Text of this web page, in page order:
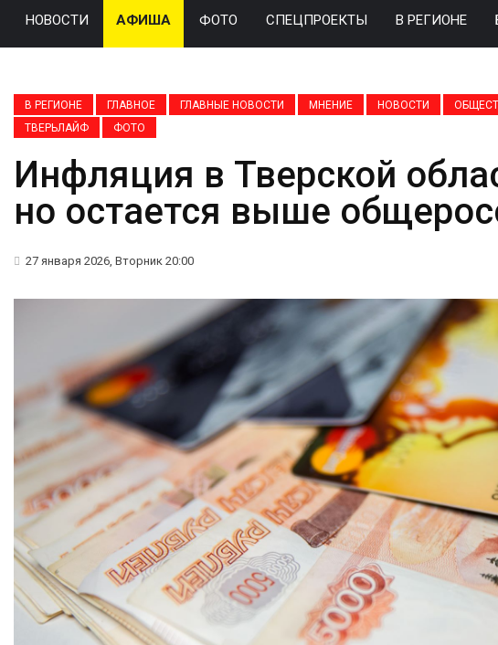
НОВОСТИ АФИША ФОТО СПЕЦПРОЕКТЫ В РЕГИОНЕ
В РЕГИОНЕ ГЛАВНОЕ ГЛАВНЫЕ НОВОСТИ МНЕНИЕ НОВОСТИ
ТВЕРЬЛАЙФ
ФОТО
Инфляция в Тверской
но остается выше
27 января 2026, Вторник 20:00